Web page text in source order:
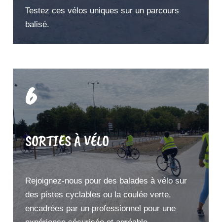
Testez ces vélos uniques sur un parcours
balisé.
6
SORTIES À VÉLO
Rejoignez-nous pour des balades à vélo sur
des pistes cyclables ou la coulée verte,
encadrées par un professionnel pour une